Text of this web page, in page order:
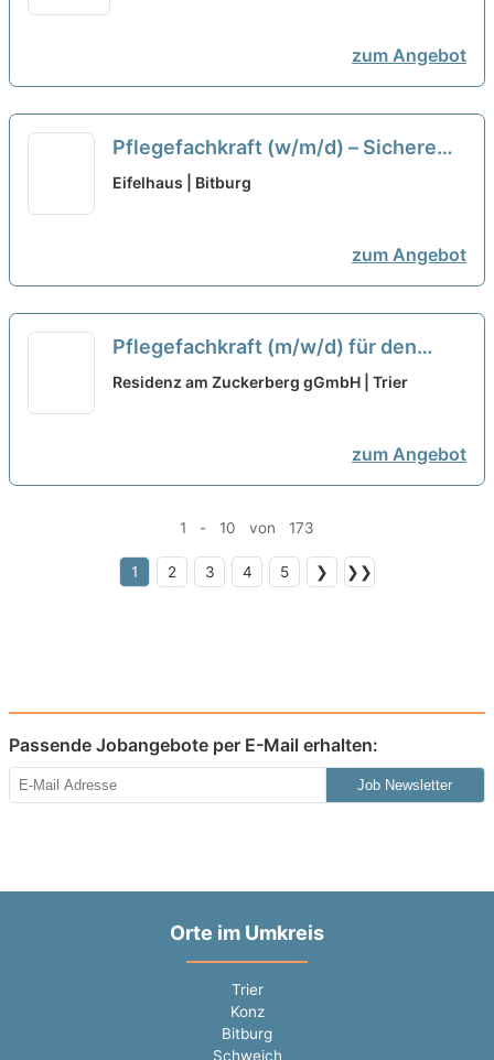
zum Angebot
Pflegefachkraft (w/m/d) – Sichere
Dir heute Deine Zukunft!
Eifelhaus | Bitburg
zum Angebot
Pflegefachkraft (m/w/d) für den
stationären Bereich - Werden Sie
Residenz am Zuckerberg gGmbH | Trier
zum Angebot
1 - 10 von 173
1 2 3 4 5 ❯ ❯❯
Passende Jobangebote per E-Mail erhalten:
Job Newsletter
Orte im Umkreis
Trier
Konz
Bitburg
Schweich